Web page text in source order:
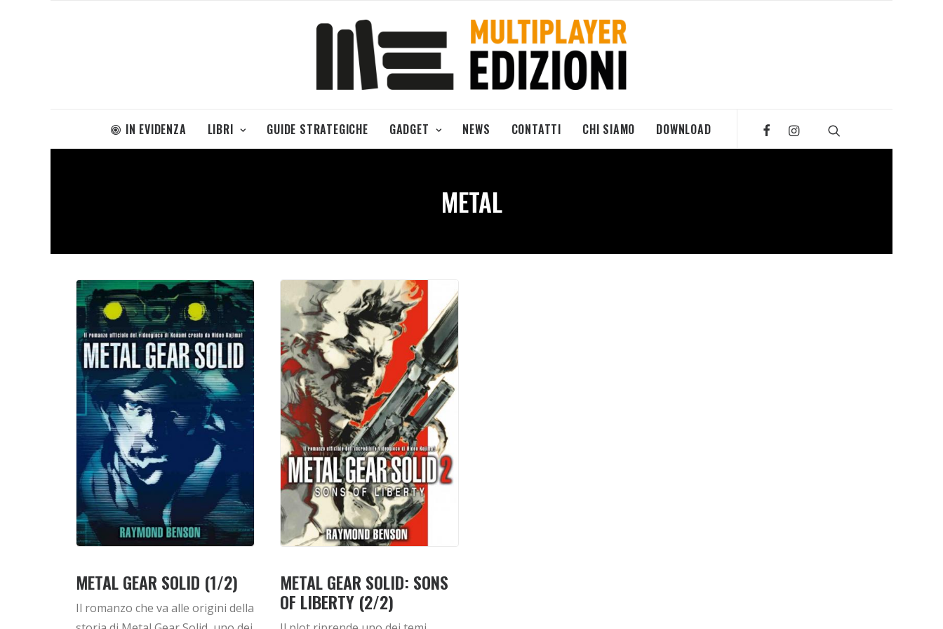
IN EVIDENZA LIBRI GUIDE STRATEGICHE GADGET NEWS CONTATTI CHI SIAMO DOWNLOAD
METAL
METAL GEAR SOLID (1/2)
Il romanzo che va alle origini della
METAL GEAR SOLID: SONS
OF LIBERTY (2/2)